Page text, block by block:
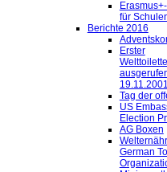
für
Berichte 2016
Erster
Tag der
US
Election
AG Boxen
German